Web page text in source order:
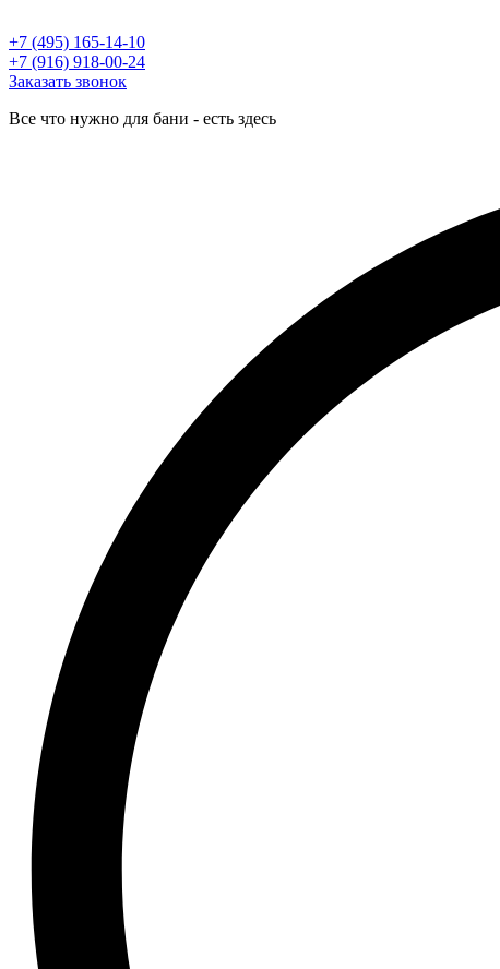
+7 (495) 165-14-10
+7 (916) 918-00-24
Заказать звонок
Все что нужно для бани - есть здесь